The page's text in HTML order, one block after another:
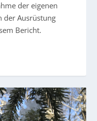
der eigenen
der Ausrüstung
Bericht.